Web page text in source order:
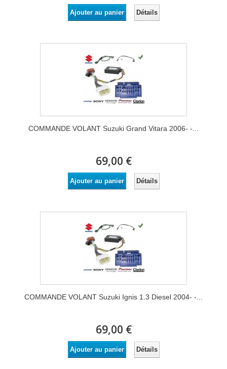
Ajouter au panier Détails
COMMANDE VOLANT Suzuki Grand Vitara 2006- -...
69,00 €
Ajouter au panier Détails
COMMANDE VOLANT Suzuki Ignis 1.3 Diesel 2004- -...
69,00 €
Ajouter au panier Détails